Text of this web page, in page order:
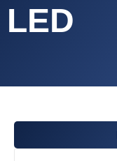
LED